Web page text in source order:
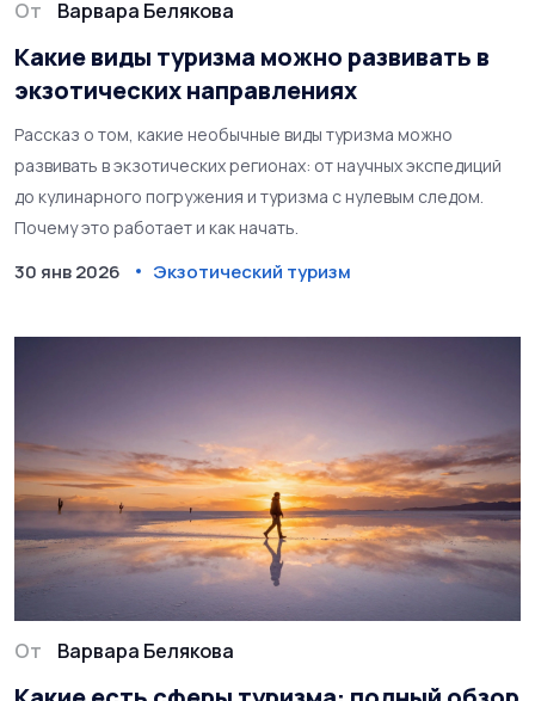
От Варвара Белякова
Какие виды туризма можно развивать в
экзотических направлениях
Рассказ о том, какие необычные виды туризма можно
развивать в экзотических регионах: от научных экспедиций
до кулинарного погружения и туризма с нулевым следом.
Почему это работает и как начать.
30 янв 2026 Экзотический туризм
От Варвара Белякова